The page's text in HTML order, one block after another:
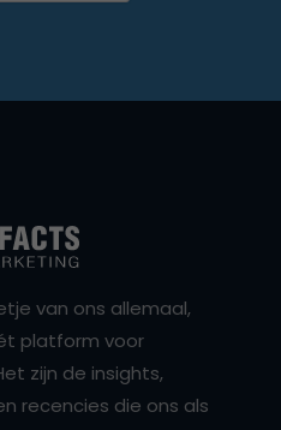
van ons allemaal,
platform voor
zijn de insights,
recencies die ons als